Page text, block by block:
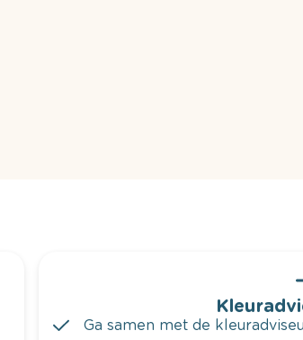
Ga samen met de